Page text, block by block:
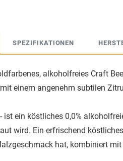
SPEZIFIKATIONEN
alkoholfreies Craft
einem angenehm subtilen
ist ein köstliches 0,0%
wird. Ein erfrischend
hat, kombiniert